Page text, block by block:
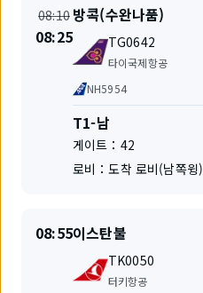
출
발
08:10
시
간
08:25
출
발
지
방콕(수완나품)
편
명
TG0642
항
사
타이국제항공
공
동
운
항
편
NH5954
터
미
널
T1-남
게이트： 42
로비：도착 로비(남쪽윙)
출
발
08:55출
발
이스탄불
편
명
TK0050
항
터키항공